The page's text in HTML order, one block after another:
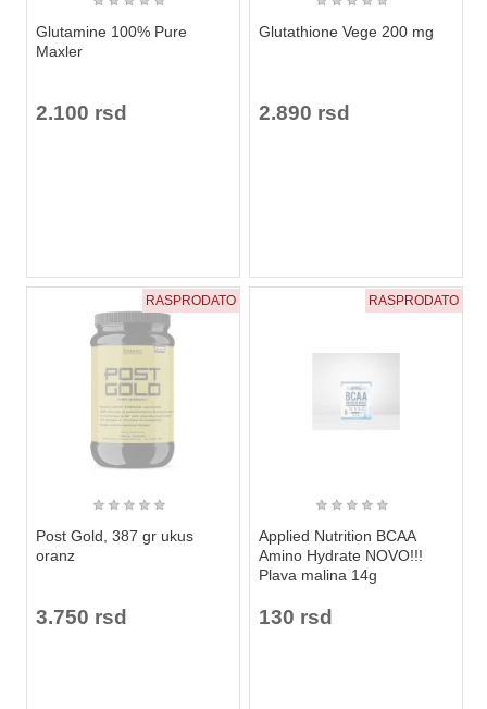
Glutamine 100% Pure
Maxler
2.100 rsd
Glutathione Vege 200 mg
2.890 rsd
RASPRODATO
★ ★ ★ ★ ★
Post Gold, 387 gr ukus
oranz
3.750 rsd
RASPRODATO
★ ★ ★ ★ ★
Applied Nutrition BCAA
Amino Hydrate NOVO!!!
Plava malina 14g
130 rsd